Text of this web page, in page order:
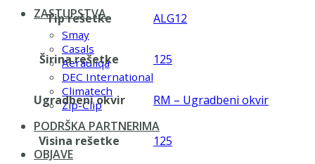
ZASTUPSTVA
Smay
Casals
Aerauliqa
DEC International
Climatech
Zip-Clip
PODRŠKA PARTNERIMA
OBJAVE
Tip rešetke ALG12
Širina rešetke 125
Ugradbeni okvir RM – Ugradbeni okvir
Visina rešetke 125